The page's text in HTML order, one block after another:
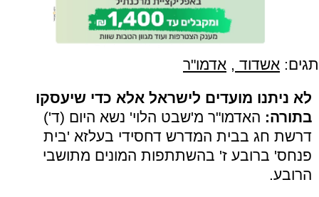
תגים: אשדוד , אדמו"ר
לא ניתנו מועדים לישראל אלא כדי שיעסקו
בתורה: האדמו"ר מ'שבט הלוי' נשא היום (ד')
דרשת חג בבית המדרש דחסידי בעלזא 'בית
פנחס' ברובע ז' בהשתתפות המונים מתושבי
הרובע.